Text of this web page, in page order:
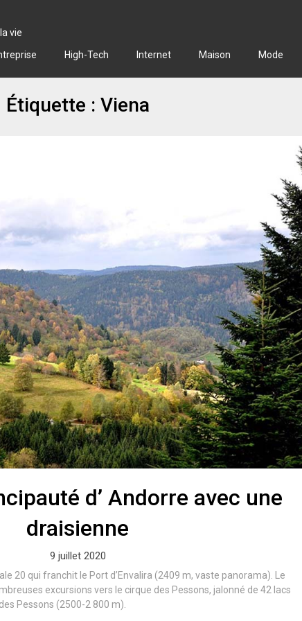
vie
High-Tech Internet Maison Mode
Étiquette : Viena
d’ Andorre avec une
draisienne
9 juillet 2020
20 qui franchit le Port d’Envalira (2409 m, vaste panorama). Le
excursions vers le cirque des Pessons, jalonné de 42 lacs
Pessons (2500-2 800 m).